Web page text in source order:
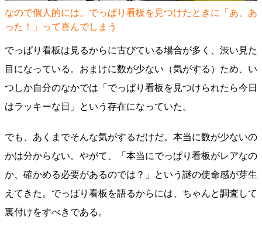
なので個人的には、でっぱり看板を見つけたときに「あ、あ
った！」って喜んでしまう
でっぱり看板は見るからに古びている場合が多く、渋い見た
目になっている。おまけに数が少ない（気がする）ため、い
つしか自分のなかでは「でっぱり看板を見つけられたら今日
はラッキーな日」という存在になっていた。
でも、あくまでそんな気がするだけだ。本当に数が少ないの
かは分からない。やがて、「本当にでっぱり看板がレアなの
か、確かめる必要があるのでは？」という謎の使命感が芽生
えてきた。でっぱり看板を語るからには、ちゃんと調査して
裏付けをすべきである。